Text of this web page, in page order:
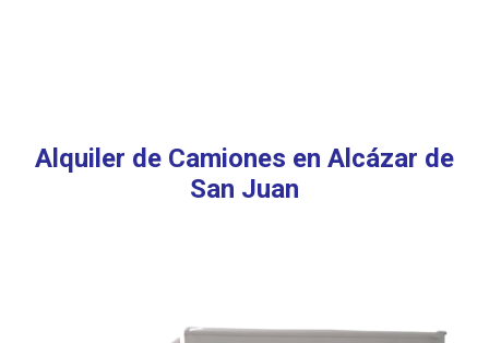
Alquiler de Camiones en Alcázar de
San Juan